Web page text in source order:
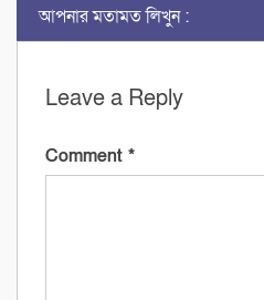
আপনার মতামত লিখুন :
Leave a Reply
Comment *